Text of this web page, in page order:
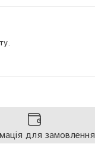
для замовлення